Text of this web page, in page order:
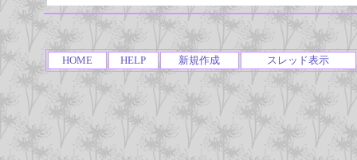
HOME HELP 新規作成 スレッド表示